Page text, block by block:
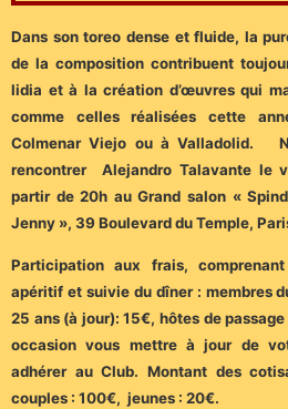
Dans son toreo dense et fluide, la
de la composition contribuent
lidia et à la création d’œuvres qui
comme celles réalisées cette
Colmenar Viejo ou à Valladolid.
rencontrer Alejandro Talavante le
partir de 20h au Grand salon «
Jenny », 39 Boulevard du Temple,
Participation aux frais,
apéritif et suivie du dîner : membres
25 ans (à jour): 15€, hôtes de
occasion vous mettre à jour de
adhérer au Club. Montant des
couples : 100€, jeunes : 20€.